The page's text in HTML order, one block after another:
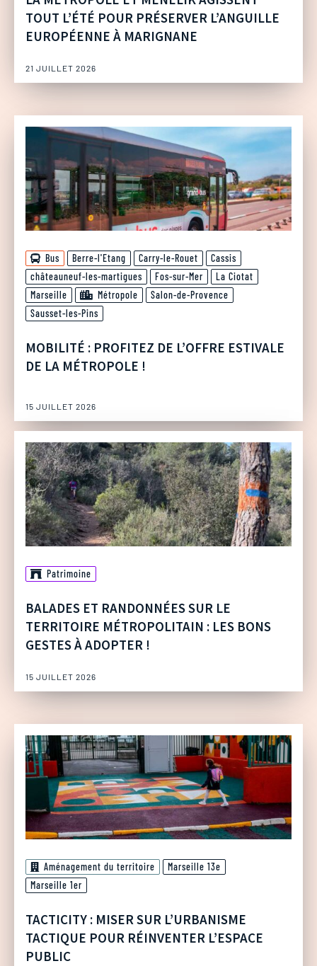
TOUT L’ÉTÉ POUR PRÉSERVER L’ANGUILLE
EUROPÉENNE À MARIGNANE
21 JUILLET 2026
Bus Berre-l'Etang Carry-le-Rouet
Cassis
châteauneuf-les-martigues
Fos-sur-Mer
La Ciotat
Marseille
Métropole
Salon-de-Provence
Sausset-les-Pins
MOBILITÉ : PROFITEZ DE L’OFFRE ESTIVALE
DE LA MÉTROPOLE !
15 JUILLET 2026
Patrimoine
BALADES ET RANDONNÉES SUR LE
TERRITOIRE MÉTROPOLITAIN : LES BONS
GESTES À ADOPTER !
15 JUILLET 2026
Aménagement du territoire
Marseille 13e
Marseille 1er
TACTICITY : MISER SUR L’URBANISME
TACTIQUE POUR RÉINVENTER L’ESPACE
PUBLIC